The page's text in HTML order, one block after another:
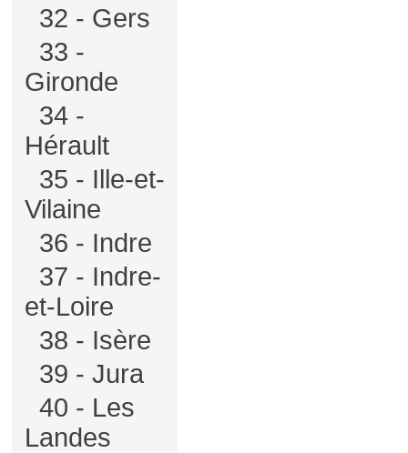
32 - Gers
33 -
Gironde
34 -
Hérault
35 - Ille-et-
Vilaine
36 - Indre
37 - Indre-
et-Loire
38 - Isère
39 - Jura
40 - Les
Landes